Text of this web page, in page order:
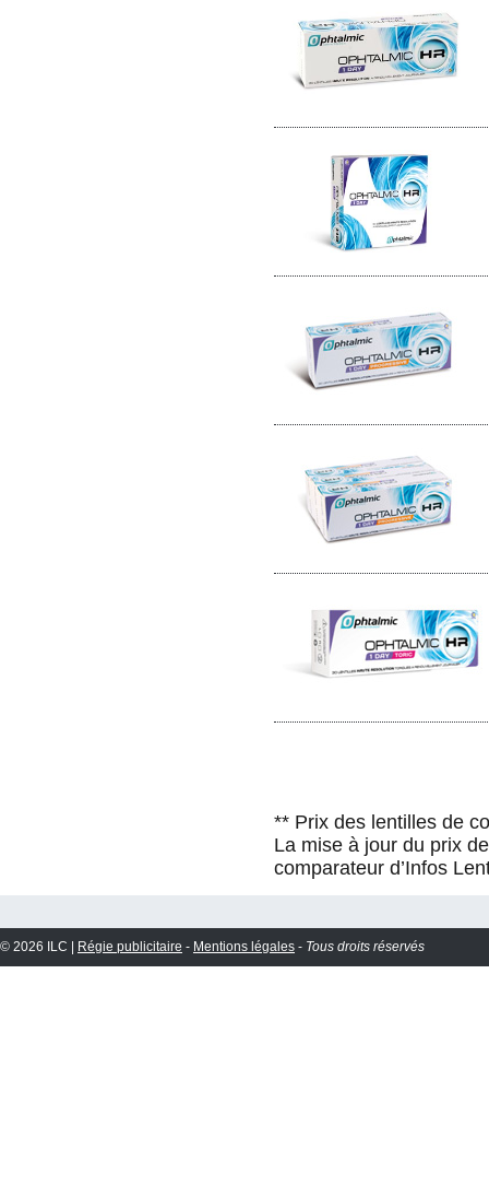
** Prix des lentilles de
La mise à jour du prix
comparateur d’Infos
© 2026 ILC | Régie publicitaire - Mentions légales - Tous droits réservés